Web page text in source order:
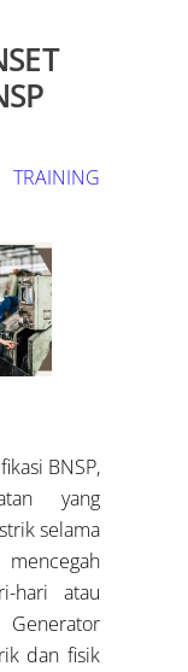
TRAINING
BNSP,
yang
selama
hari atau
dan fisik